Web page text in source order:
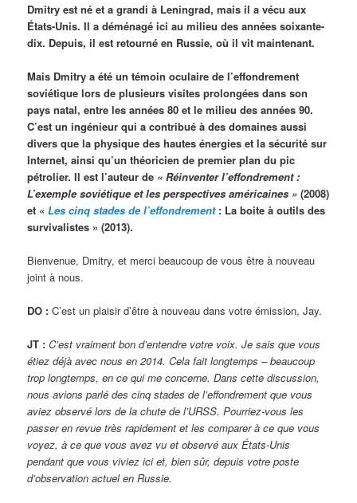
Dmitry est né et a grandi à Leningrad, mais il a vécu aux
États-Unis. Il a déménagé ici au milieu des années soixante-
dix. Depuis, il est retourné en Russie, où il vit maintenant.
Mais Dmitry a été un témoin oculaire de l’effondrement
soviétique lors de plusieurs visites prolongées dans son
pays natal, entre les années 80 et le milieu des années 90.
C’est un ingénieur qui a contribué à des domaines aussi
divers que la physique des hautes énergies et la sécurité sur
Internet, ainsi qu’un théoricien de premier plan du pic
pétrolier. Il est l’auteur de « Réinventer l’effondrement :
L’exemple soviétique et les perspectives américaines » (2008)
et «Les cinq stades de l’effondrement: La boite à outils des
survivalistes » (2013).
Bienvenue, Dmitry, et merci beaucoup de vous être à nouveau
joint à nous.
DO : C’est un plaisir d’être à nouveau dans votre émission, Jay.
JT : C’est vraiment bon d’entendre votre voix. Je sais que vous
étiez déjà avec nous en 2014. Cela fait longtemps – beaucoup
trop longtemps, en ce qui me concerne. Dans cette discussion,
nous avions parlé des cinq stades de l’effondrement que vous
aviez observé lors de la chute de l’URSS. Pourriez-vous les
passer en revue très rapidement et les comparer à ce que vous
voyez, à ce que vous avez vu et observé aux États-Unis
pendant que vous viviez ici et, bien sûr, depuis votre poste
d’observation actuel en Russie.